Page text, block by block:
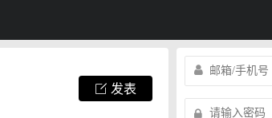
发表